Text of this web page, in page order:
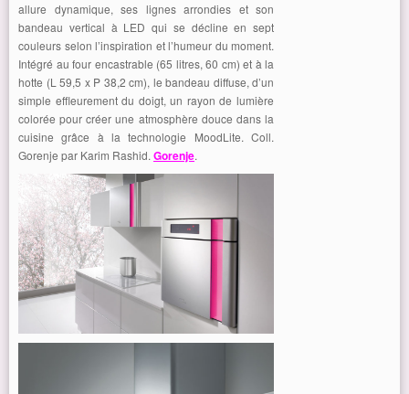
allure dynamique, ses lignes arrondies et son
bandeau vertical à LED qui se décline en sept
couleurs selon l’inspiration et l’humeur du moment.
Intégré au four encastrable (65 litres, 60 cm) et à la
hotte (L 59,5 x P 38,2 cm), le bandeau diffuse, d’un
simple effleurement du doigt, un rayon de lumière
colorée pour créer une atmosphère douce dans la
cuisine grâce à la technologie MoodLite. Coll.
Gorenje par Karim Rashid. Gorenje.